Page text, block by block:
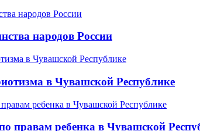
народов России
в Чувашской Республике
правам ребенка в Чувашской